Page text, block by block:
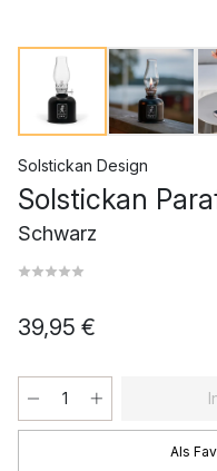
Solstickan Design
Solstickan
Schwarz
39,95 €
Als